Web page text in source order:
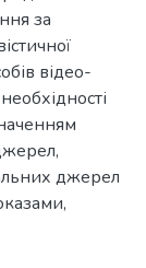
за
відео-
джерел